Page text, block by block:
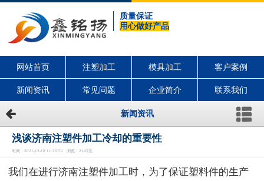
质量保证
用心做好产品
网站首页 注塑加工 模具加工 客户案例
新闻资讯 常见问题 企业简介 联系我们
新闻资讯
浅谈济南注塑件加工冷却的重要性
时间：2021-12-10 11:26:52 浏览：2145次
我们在进行济南注塑件加工时，为了保证塑料件的生产